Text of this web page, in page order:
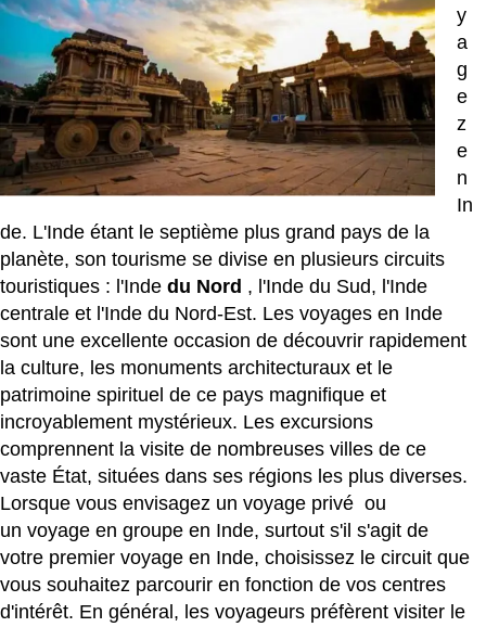
y
a
g
e
z
e
n
In
de. L'Inde étant le septième plus grand pays de la
planète, son tourisme se divise en plusieurs circuits
touristiques : l'Inde du Nord , l'Inde du Sud, l'Inde
centrale et l'Inde du Nord-Est. Les voyages en Inde
sont une excellente occasion de découvrir rapidement
la culture, les monuments architecturaux et le
patrimoine spirituel de ce pays magnifique et
incroyablement mystérieux. Les excursions
comprennent la visite de nombreuses villes de ce
vaste État, situées dans ses régions les plus diverses.
Lorsque vous envisagez un voyage privé ou
un voyage en groupe en Inde, surtout s'il s'agit de
votre premier voyage en Inde, choisissez le circuit que
vous souhaitez parcourir en fonction de vos centres
d'intérêt. En général, les voyageurs préfèrent visiter le